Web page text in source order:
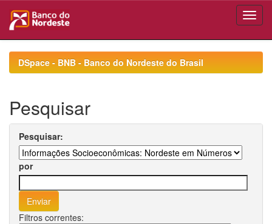
navigationDSpace - BNB - Banco do Nordeste do Brasil
Pesquisar
Pesquisar:
por
Filtros correntes: